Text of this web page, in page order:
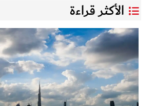
الأكثر قراءة